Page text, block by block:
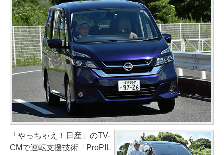
「やっちゃえ！日産」のTV-
CMで運転支援技術「ProPIL